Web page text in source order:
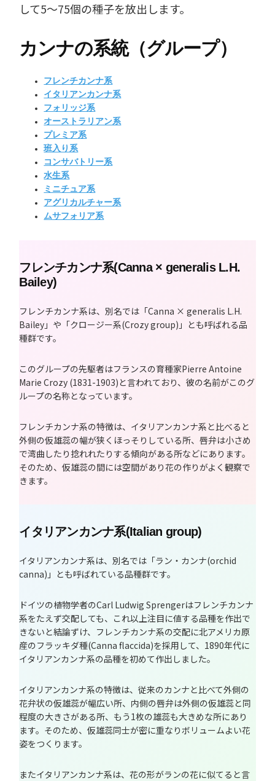
して5～75個の種子を放出します。
カンナの系統（グループ）
フレンチカンナ系
イタリアンカンナ系
フォリッジ系
オーストラリアン系
プレミア系
班入り系
コンサバトリー系
水生系
ミニチュア系
アグリカルチャー系
ムサフォリア系
フレンチカンナ系(Canna × generalis L.H.
Bailey)
フレンチカンナ系は、別名では「Canna × generalis L.H.
Bailey」や「クロージー系(Crozy group)」とも呼ばれる品
種群です。
このグループの先駆者はフランスの育種家Pierre Antoine
Marie Crozy (1831-1903)と言われており、彼の名前がこのグ
ループの名称となっています。
フレンチカンナ系の特徴は、イタリアンカンナ系と比べると
外側の仮雄蕊の幅が狭くほっそりしている所、唇弁は小さめ
で湾曲したり捻れれたりする傾向がある所などにあります。
そのため、仮雄蕊の間には空間があり花の作りがよく観察で
きます。
イタリアンカンナ系(Italian group)
イタリアンカンナ系は、別名では「ラン・カンナ(orchid
canna)」とも呼ばれている品種群です。
ドイツの植物学者のCarl Ludwig Sprengerはフレンチカンナ
系をたえず交配しても、これ以上注目に値する品種を作出で
きないと結論ずけ、フレンチカンナ系の交配に北アメリカ原
産のフラッキダ種(Canna flaccida)を採用して、1890年代に
イタリアンカンナ系の品種を初めて作出しました。
イタリアンカンナ系の特徴は、従来のカンナと比べて外側の
花弁状の仮雄蕊が幅広い所、内側の唇弁は外側の仮雄蕊と同
程度の大きさがある所、もう1枚の雄蕊も大きめな所にあり
ます。そのため、仮雄蕊同士が密に重なりボリュームよい花
姿をつくります。
またイタリアンカンナ系は、花の形がランの花に似てると言